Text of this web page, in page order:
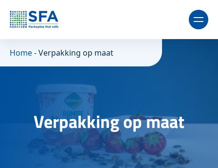
Home-Verpakking op maat
Verpakking op maat